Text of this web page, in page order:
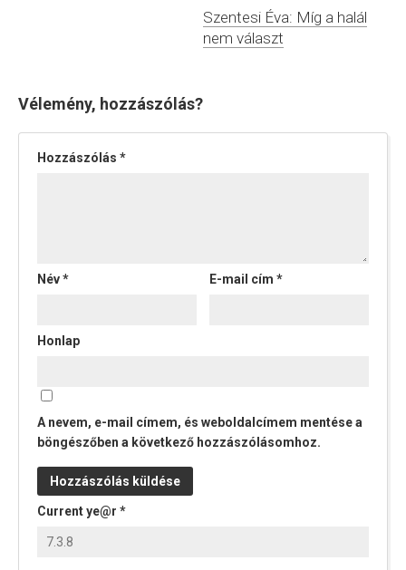
Szentesi Éva: Míg a halál
nem választ
Vélemény, hozzászólás?
Hozzászólás *
Név* E-mail cím*
Honlap
A nevem, e-mail címem, és weboldalcímem mentése a
böngészőben a következő hozzászólásomhoz.
Current ye@r *